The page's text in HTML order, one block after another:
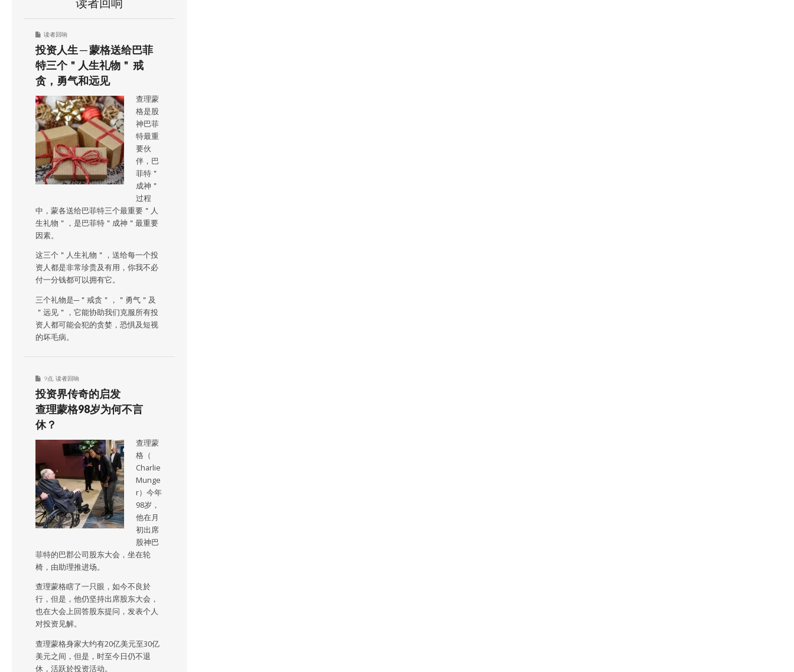
读者回响
投资人生 ─ 蒙格送给巴菲
特三个＂人生礼物＂ 戒
贪，勇气和远见
查理蒙
格是股
神巴菲
特最重
要伙
伴，巴
菲特＂
成神＂
过程
中，蒙各送给巴菲特三个最重要＂人
生礼物＂，是巴菲特＂成神＂最重要
因素。
这三个＂人生礼物＂，送给每一个投
资人都是非常珍贵及有用，你我不必
付一分钱都可以拥有它。
三个礼物是─＂戒贪＂，＂勇气＂及
＂远见＂，它能协助我们克服所有投
资人都可能会犯的贪婪，恐惧及短视
的坏毛病。
9点 读者回响
投资界传奇的启发
查理蒙格98岁为何不言
休？
查理蒙
格（
Charlie
Munge
r）今年
98岁，
他在月
初出席
股神巴
菲特的巴郡公司股东大会，坐在轮
椅，由助理推进场。
查理蒙格瞎了一只眼，如今不良於
行，但是，他仍坚持出席股东大会，
也在大会上回答股东提问，发表个人
对投资见解。
查理蒙格身家大约有20亿美元至30亿
美元之间，但是，时至今日仍不退
休，活跃於投资活动。